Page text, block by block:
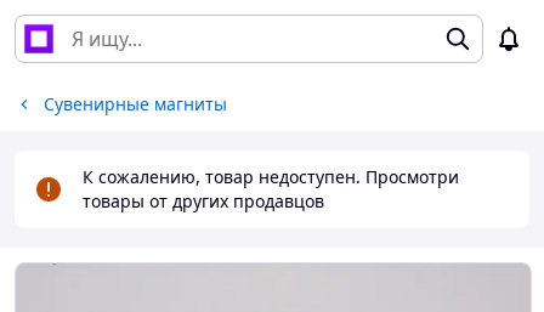
Сувенирные магниты
К сожалению, товар недоступен. Просмотри
товары от других продавцов